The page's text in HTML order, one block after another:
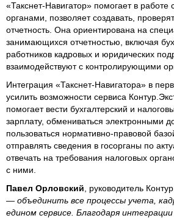
«Такснет-Навигатор» помогает в
органами, позволяет создавать,
отчетность. Она ориентирована на
занимающихся отчетностью, включая
работников кадровых и юридических
взаимодействуют с контролирующими
Интеграция «Такснет-Навигатора» в
усилить возможности сервиса
помогает вести бухгалтерский и
зарплату, обмениваться электронными
пользоваться нормативно-правовой
отправлять сведения в госорганы по
отвечать на требования налоговых
с ними.
Павел Орловский , руководитель
— объединить все процессы учета,
едином сервисе. Благодаря